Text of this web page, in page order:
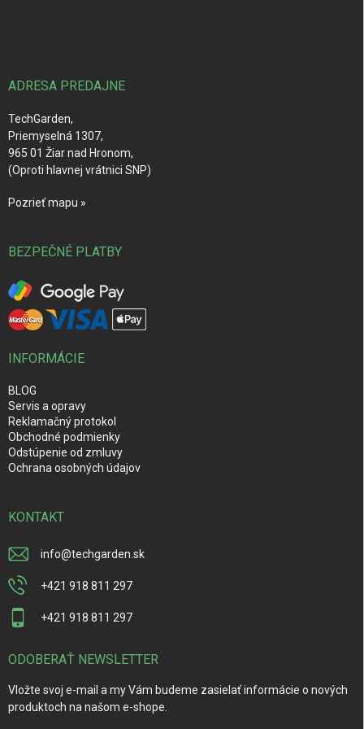
ADRESA PREDAJNE
TechGarden,
Priemyselná 1307,
965 01 Žiar nad Hronom,
(Oproti hlavnej vrátnici SNP)
Pozrieť mapu »
BEZPEČNÉ PLATBY
INFORMÁCIE
BLOG
Servis a opravy
Reklamačný protokol
Obchodné podmienky
Odstúpenie od zmluvy
Ochrana osobných údajov
KONTAKT
info@techgarden.sk
+421 918 811 297
+421 918 811 297
ODOBERAŤ NEWSLETTER
Vložte svoj e-mail a my Vám budeme zasielať informácie o nových
produktoch na našom e-shope.